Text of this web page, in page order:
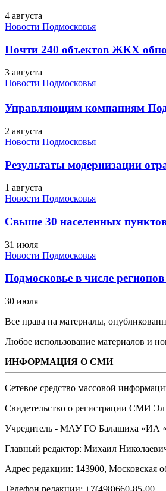
4 августа
Новости Подмосковья
Почти 240 объектов ЖКХ
3 августа
Новости Подмосковья
Управляющим компаниям
2 августа
Новости Подмосковья
Результаты модернизации
1 августа
Новости Подмосковья
Свыше 30 населенных
31 июля
Новости Подмосковья
Подмосковье в числе
30 июля
Все права на материалы,
Любое использование материалов и
ИНФОРМАЦИЯ О СМИ
Сетевое средство массовой
Свидетельство о регистрации СМИ
Учредитель - МАУ ГО Балашиха «ИА
Главный редактор: Михаил
Адрес редакции: 143900, Московская